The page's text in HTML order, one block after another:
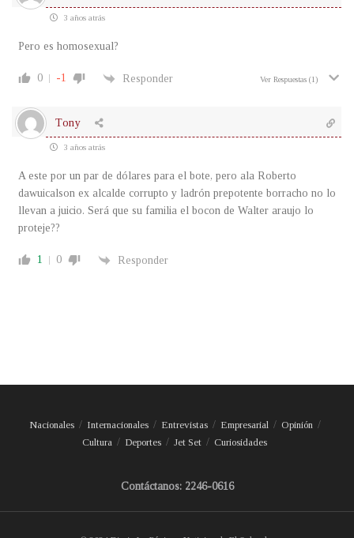
3 años atrás
Pero es homosexual?
0 -1 Responder Ver Respuestas (1)
Tony
3 años atrás
A este por un par de dólares para el bote, pero ala Roberto
dawuicalson ex alcalde corrupto y ladrón prepotente borracho no lo
llevan a juicio. Será que su familia el bocon de Walter araujo lo
proteje??
1 0 Responder
Nacionales Internacionales Entrevistas Empresarial
Opinión
Cultura
Deportes Jet Set Curiosidades
Contáctanos: 2246-0616